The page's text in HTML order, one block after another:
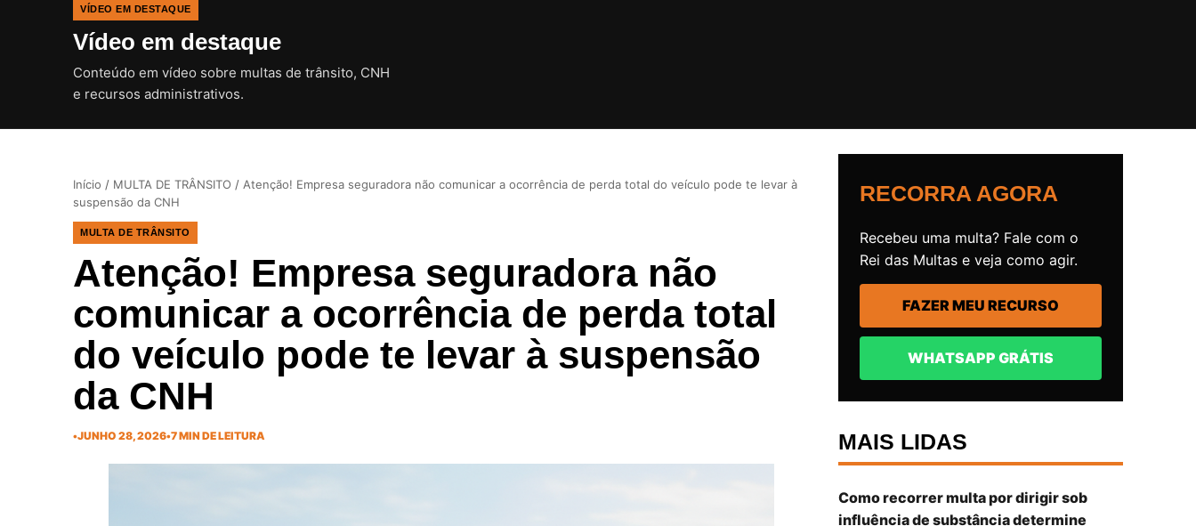
VÍDEO EM DESTAQUE
Vídeo em destaque
Conteúdo em vídeo sobre multas de trânsito, CNH
e recursos administrativos.
Início / MULTA DE TRÂNSITO / Atenção! Empresa seguradora não comunicar a ocorrência de perda total do veículo pode te levar à
suspensão da CNH
MULTA DE TRÂNSITO
Atenção! Empresa seguradora não
comunicar a ocorrência de perda total
do veículo pode te levar à suspensão
da CNH
•JUNHO 28, 2026•7 MIN DE LEITURA
RECORRA AGORA
Recebeu uma multa? Fale com o
Rei das Multas e veja como agir.
FAZER MEU RECURSO
WHATSAPP GRÁTIS
MAIS LIDAS
Como recorrer multa por dirigir sob
influência de substância determine